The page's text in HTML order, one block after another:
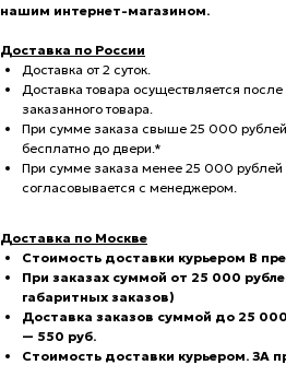
нашим интернет-магазином.
Доставка по России
Доставка от 2 суток.
Доставка товара осуществляется
заказанного товара.
При сумме заказа свыше 25 000 рублей
бесплатно до двери.*
При сумме заказа менее 25 000 рублей
согласовывается с менеджером.
Доставка по Москве
Стоимость доставки курьером В
При заказах суммой от 25 000
габаритных заказов)
Доставка заказов суммой до 25
— 550 руб.
Стоимость доставки курьером. ЗА